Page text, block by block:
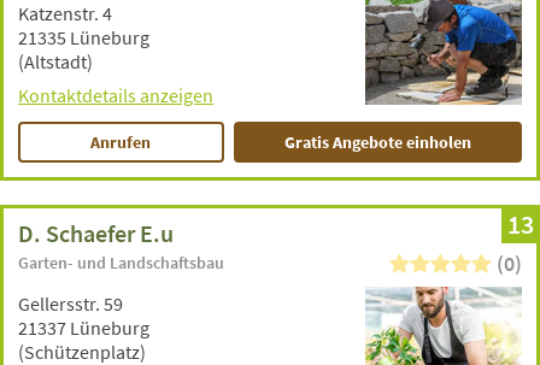
Katzenstr. 4
21335 Lüneburg
(Altstadt)
Kontaktdetails anzeigen
Anrufen Gratis Angebote einholen
13
D. Schaefer E.u
Garten- und Landschaftsbau (0)
Gellersstr. 59
21337 Lüneburg
(Schützenplatz)